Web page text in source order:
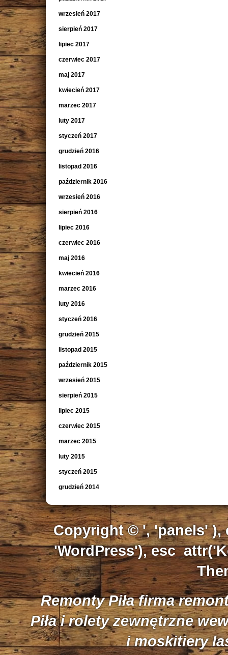
wrzesień 2017
sierpień 2017
lipiec 2017
czerwiec 2017
maj 2017
kwiecień 2017
marzec 2017
luty 2017
styczeń 2017
grudzień 2016
listopad 2016
październik 2016
wrzesień 2016
sierpień 2016
lipiec 2016
czerwiec 2016
maj 2016
kwiecień 2016
marzec 2016
luty 2016
styczeń 2016
grudzień 2015
listopad 2015
październik 2015
wrzesień 2015
sierpień 2015
lipiec 2015
czerwiec 2015
marzec 2015
luty 2015
styczeń 2015
grudzień 2014
Copyright © ', 'panels' ),
'WordPress'),
Remonty Piła firma
Piła i rolety zewnętrzne
i moskitiery